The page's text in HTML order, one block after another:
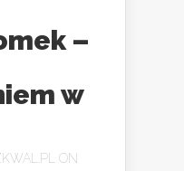
–
w
ON